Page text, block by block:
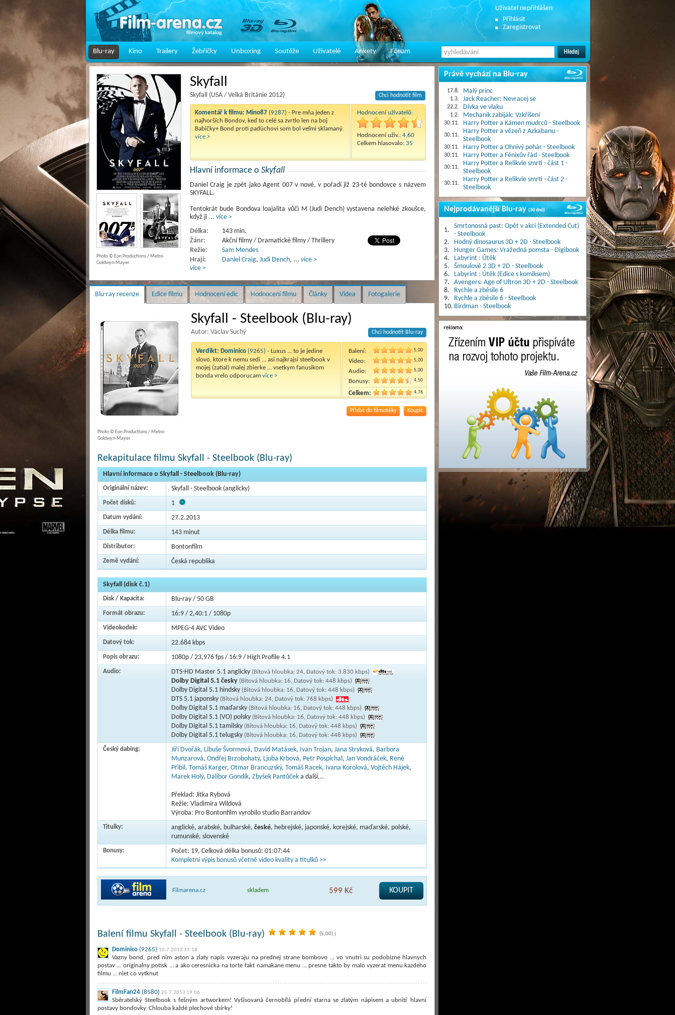
Uživatel nepřihlášen
Přihlásit
Zaregistrovat
Blu-ray Kino Trailery Žebříčky Unboxing Soutěže Uživatelé Ankety Fórum
Skyfall
Skyfall (USA / Velká Británie 2012) Chci hodnotit film
Komentář k filmu: Mino87 (9287) - Pre mňa jeden z
najhorších Bondov, keď to celé sa zvrtlo len na boj
Babičky+ Bond proti padúchovi som bol veľmi sklamaný.
více >
Hodnocení uživatelů:
Hodnocení uživ.: 4,60
Celkem hlasovalo: 35
Hlavní informace o Skyfall
Daniel Craig je zpět jako Agent 007 v nové, v pořadí již 23-té bondovce s názvem
SKYFALL.
Tentokrát bude Bondova loajalita vůči M (Judi Dench) vystavena nelehké zkoušce,
když ji ... více >
Délka:
143 min.
Žánr:
Akční filmy / Dramatické filmy / Thrillery
Režie:
Sam Mendes
Hrají:
Daniel Craig, Judi Dench, ... více >
více >
Photo © Eon Productions / Metro-
Goldwyn-Mayer.
Blu-ray recenze Edice filmu Hodnocení edic Hodnocení filmu Články Videa Fotogalerie
Skyfall - Steelbook (Blu-ray)
Autor: Václav Suchý Chci hodnotit Blu-ray
Verdikt: Dominico (9265) - Luxus ... to je jedine
slovo, ktore k nemu sedi ... asi najkrajsi steelbook v
mojej (zatial) malej zbierke ... vsetkym fanusikom
bonda vrelo odporucam více >
Balení: 5,00
Video: 5,00
Audio: 5,00
Bonusy: 4,50
Celkem: 4,76
Koupit
Přidat do filmotéky
Photo © Eon Productions / Metro-
Goldwyn-Mayer.
Rekapitulace filmu Skyfall - Steelbook (Blu-ray)
Hlavní informace o Skyfall - Steelbook (Blu-ray)
Originální název: Skyfall - Steelbook (anglicky)
Počet disků: 1
Datum vydání: 27.2.2013
Délka filmu: 143 minut
Distributor: Bontonfilm
Země vydání: Česká republika
Skyfall (disk č.1)
Disk / Kapacita: Blu-ray / 50 GB
Formát obrazu: 16:9 / 2,40:1 / 1080p
Videokodek: MPEG-4 AVC Video
Datový tok: 22.684 kbps
Popis obrazu: 1080p / 23,976 fps / 16:9 / High Profile 4.1
Audio: DTS-HD Master 5.1 anglicky (Bitová hloubka: 24, Datový tok: 3.830 kbps)
Dolby Digital 5.1 česky (Bitová hloubka: 16, Datový tok: 448 kbps)
Dolby Digital 5.1 hindsky (Bitová hloubka: 16, Datový tok: 448 kbps)
DTS 5.1 japonsky (Bitová hloubka: 24, Datový tok: 768 kbps)
Dolby Digital 5.1 maďarsky (Bitová hloubka: 16, Datový tok: 448 kbps)
Dolby Digital 5.1 (VO) polsky (Bitová hloubka: 16, Datový tok: 448 kbps)
Dolby Digital 5.1 tamilsky (Bitová hloubka: 16, Datový tok: 448 kbps)
Dolby Digital 5.1 telugsky (Bitová hloubka: 16, Datový tok: 448 kbps)
Český dabing: Jiří Dvořák, Libuše Švormová, David Matásek, Ivan Trojan, Jana Stryková, Barbora
Munzarová, Ondřej Brzobohatý, Ljuba Krbová, Petr Pospíchal, Jan Vondráček, René
Přibil, Tomáš Karger, Otmar Brancuzský, Tomáš Racek, Ivana Korolová, Vojtěch Hájek,
Marek Holý, Dalibor Gondík, Zbyšek Pantůčeka další...
Překlad: Jitka Rybová
Režie: Vladimíra Wildová
Výroba: Pro Bontonfilm vyrobilo studio Barrandov
Titulky: anglické, arabské, bulharské, české, hebrejské, japonské, korejské, maďarské, polské,
rumunské, slovenské
Bonusy:
Počet: 19, Celková délka bonusů: 01:07:44
Kompletní výpis bonusů včetně video kvality a titulků >>
Filmarena.cz skladem 599 Kč KOUPIT
Balení filmu Skyfall - Steelbook (Blu-ray) (5,00)|
Dominico (9265) 10.7.2013 11:18
Vazny bond, pred nim aston a zlaty napis vyzeraju na prednej strane bombovo ... vo vnutri su podobizne hlavnych
postav ... originalny potisk ... a ako ceresnicka na torte fakt namakane menu ... presne takto by malo vyzerat menu kazdeho
filmu ... niet co vytknut
FilmFan24 (8580) 25.7.2013 19:06
Sběratelský Steelbook s fešným artworkem! Vyšisovaná černobílá přední starna se zlatým nápisem a ubnitř hlavní
postavy bondovky. Chlouba každé plechové sbírky!
Právě vychází na Blu-ray
17.8. Malý princ
1.3. Jack Reacher: Nevracej se
22.2. Dívka ve vlaku
1.2. Mechanik zabiják: Vzkříšení
30.11. Harry Potter a Kámen mudrců - Steelbook
30.11.
Harry Potter a vězeň z Azkabanu -
Steelbook
30.11. Harry Potter a Ohnivý pohár - Steelbook
30.11. Harry Potter a Fénixův řád - Steelbook
30.11.
Harry Potter a Relikvie smrti - část 1 -
Steelbook
30.11.
Harry Potter a Relikvie smrti - část 2 -
Steelbook
Nejprodávanější Blu-ray(30 dnů)
1.
Smrtonosná past: Opět v akci (Extended Cut)
- Steelbook
2.
Hodný dinosaurus 3D + 2D - Steelbook
3.
Hunger Games: Vražedná pomsta - Digibook
4.
Labyrint : Útěk
5.
Šmoulové 2 3D + 2D - Steelbook
6.
Labyrint : Útěk (Edice s komiksem)
7.
Avengers: Age of Ultron 3D + 2D - Steelbook
8.
Rychle a zběsile 6
9.
Rychle a zběsile 6 - Steelbook
10. Birdman - Steelbook